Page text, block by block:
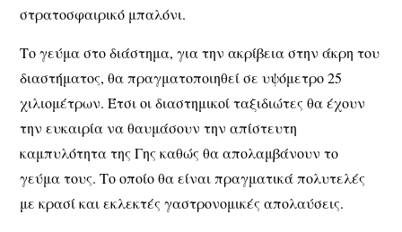
στρατοσφαιρικό μπαλόνι.
Το γεύμα στο διάστημα, για την ακρίβεια στην άκρη του
διαστήματος, θα πραγματοποιηθεί σε υψόμετρο 25
χιλιομέτρων. Έτσι οι διαστημικοί ταξιδιώτες θα έχουν
την ευκαιρία να θαυμάσουν την απίστευτη
καμπυλότητα της Γης καθώς θα απολαμβάνουν το
γεύμα τους. Το οποίο θα είναι πραγματικά πολυτελές
με κρασί και εκλεκτές γαστρονομικές απολαύσεις.